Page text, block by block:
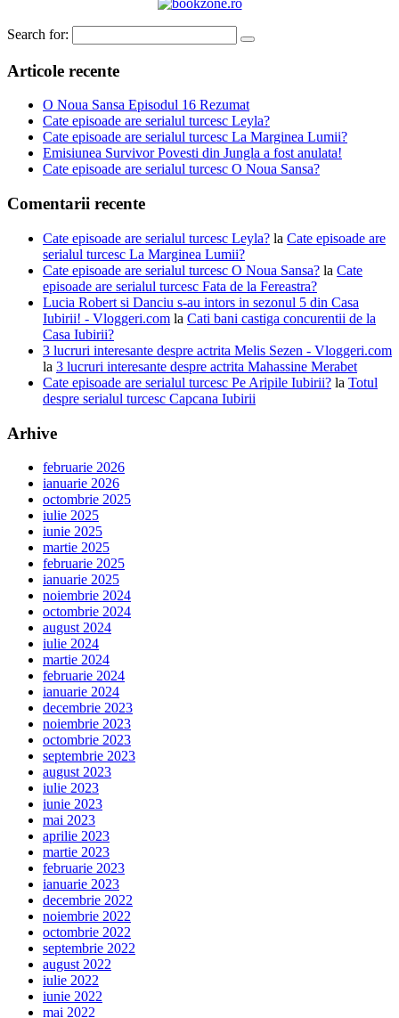
Search for:
Articole recente
O Noua Sansa Episodul 16 Rezumat
Cate episoade are serialul turcesc Leyla?
Cate episoade are serialul turcesc La Marginea Lumii?
Emisiunea Survivor Povesti din Jungla a fost anulata!
Cate episoade are serialul turcesc O Noua Sansa?
Comentarii recente
Cate episoade are serialul turcesc Leyla? la Cate episoade are
serialul turcesc La Marginea Lumii?
Cate episoade are serialul turcesc O Noua Sansa? la Cate
episoade are serialul turcesc Fata de la Fereastra?
Lucia Robert si Danciu s-au intors in sezonul 5 din Casa
Iubirii! - Vloggeri.com la Cati bani castiga concurentii de la
Casa Iubirii?
3 lucruri interesante despre actrita Melis Sezen - Vloggeri.com
la 3 lucruri interesante despre actrita Mahassine Merabet
Cate episoade are serialul turcesc Pe Aripile Iubirii? la Totul
despre serialul turcesc Capcana Iubirii
Arhive
februarie 2026
ianuarie 2026
octombrie 2025
iulie 2025
iunie 2025
martie 2025
februarie 2025
ianuarie 2025
noiembrie 2024
octombrie 2024
august 2024
iulie 2024
martie 2024
februarie 2024
ianuarie 2024
decembrie 2023
noiembrie 2023
octombrie 2023
septembrie 2023
august 2023
iulie 2023
iunie 2023
mai 2023
aprilie 2023
martie 2023
februarie 2023
ianuarie 2023
decembrie 2022
noiembrie 2022
octombrie 2022
septembrie 2022
august 2022
iulie 2022
iunie 2022
mai 2022